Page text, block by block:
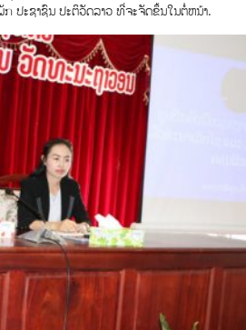
ປະຊາຊົນ ປະຕິວັດລາວ ທີ່ຈະຈັດຂຶ້ນໃນຕໍ່ຫນ້າ.